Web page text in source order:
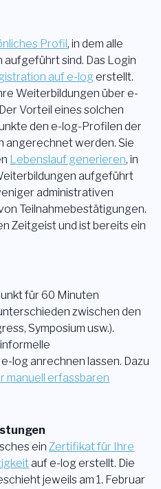
Profil, in dem alle
sind. Das Login
auf e-log erstellt.
Weiterbildungen über e-
Vorteil eines solchen
den e-log-Profilen der
angerechnet werden. Sie
Lebenslauf generieren, in
aufgeführt
administrativen
Teilnahmebestätigungen.
Zeitgeist und ist bereits ein
für 60 Minuten
zwischen den
Symposium usw.).
log anrechnen lassen. Dazu
manuell erfassbaren
einZertifikat für Ihre
auf e-log erstellt. Die
jeweils am 1. Februar